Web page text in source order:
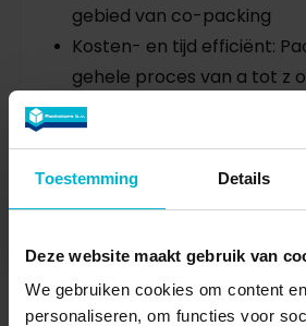
Toestemming Details
Deze website maakt gebruik van
We gebruiken cookies om content
personaliseren, om functies voor
gebied van co-packing
Kosten- en tijd efficiënt:
gehele proces van a tot z
Betrouwbaar: meer dan 14